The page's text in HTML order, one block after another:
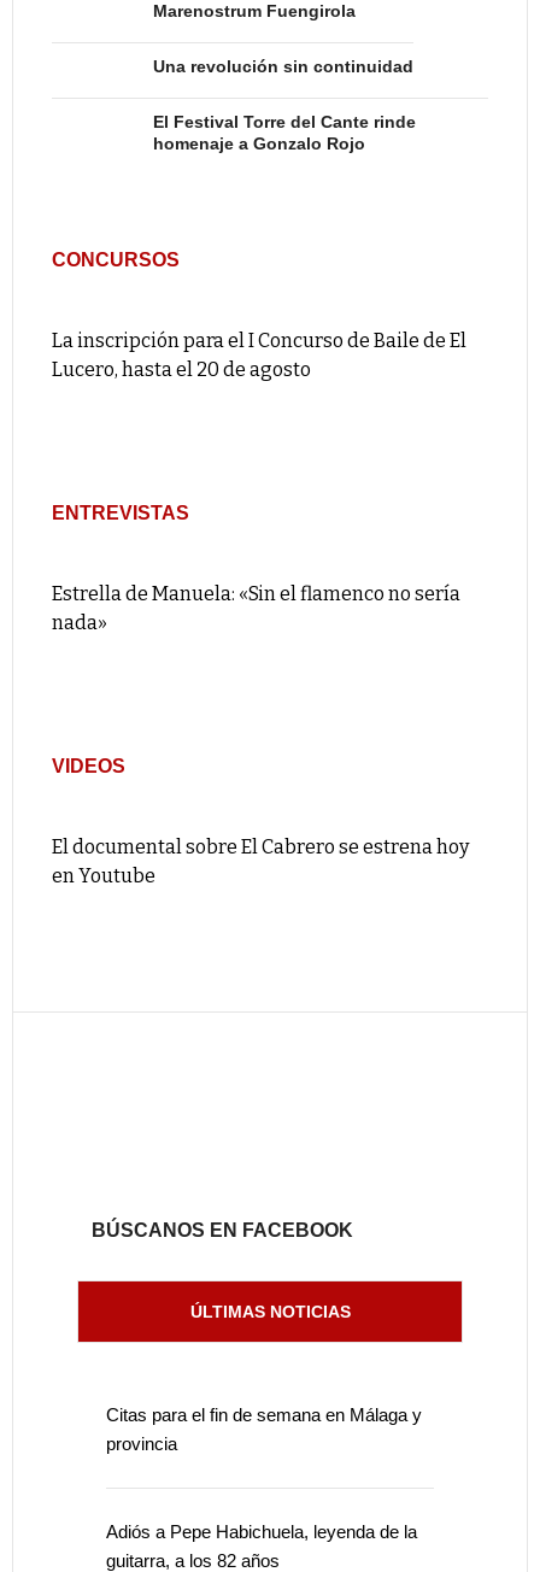
Marenostrum Fuengirola
Una revolución sin continuidad
El Festival Torre del Cante rinde
homenaje a Gonzalo Rojo
CONCURSOS
La inscripción para el I Concurso de Baile de El
Lucero, hasta el 20 de agosto
ENTREVISTAS
Estrella de Manuela: «Sin el flamenco no sería
nada»
VIDEOS
El documental sobre El Cabrero se estrena hoy
en Youtube
BÚSCANOS EN FACEBOOK
ÚLTIMAS NOTICIAS
Citas para el fin de semana en Málaga y
provincia
Adiós a Pepe Habichuela, leyenda de la
guitarra, a los 82 años